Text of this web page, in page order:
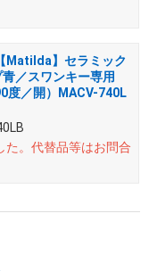
Matilda】セラミック
／スワンキー専用
度／開）MACV-740L
。 代替品等はお問合